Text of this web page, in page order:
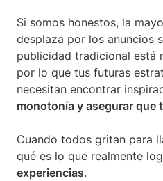
Si somos honestos, la
desplaza por los anuncios
publicidad tradicional está
por lo que tus futuras
necesitan encontrar
monotonía y asegurar que
Cuando todos gritan para
qué es lo que realmente
experiencias.